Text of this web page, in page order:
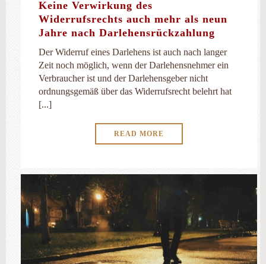
Keine Verwirkung des
Widerrufsrechts auch mehr als neun
Jahre nach Darlehensrückzahlung
Der Widerruf eines Darlehens ist auch nach langer
Zeit noch möglich, wenn der Darlehensnehmer ein
Verbraucher ist und der Darlehensgeber nicht
ordnungsgemäß über das Widerrufsrecht belehrt hat
[...]
READ MORE